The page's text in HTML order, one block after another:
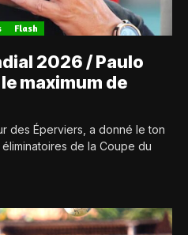
Flash
2026 / Paulo
maximum de
des Éperviers, a donné le ton
de la Coupe du